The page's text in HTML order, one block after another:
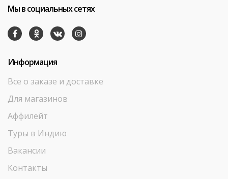
Мы в социальных сетях
Информация
Все о заказе и доставке
Для магазинов
Аффилейт
Туры в Индию
Вакансии
Контакты